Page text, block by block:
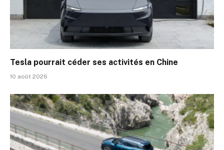
Tesla pourrait céder ses activités en Chine
10 août 2026